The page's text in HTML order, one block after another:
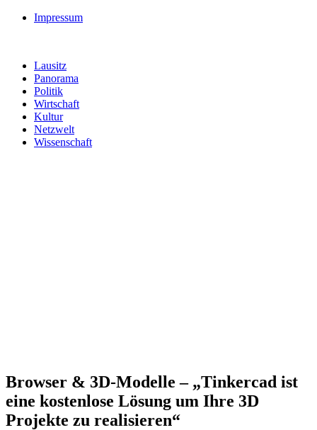
Impressum
Lausitz
Panorama
Politik
Wirtschaft
Kultur
Netzwelt
Wissenschaft
Browser & 3D-Modelle – „Tinkercad ist
eine kostenlose Lösung um Ihre 3D
Projekte zu realisieren“